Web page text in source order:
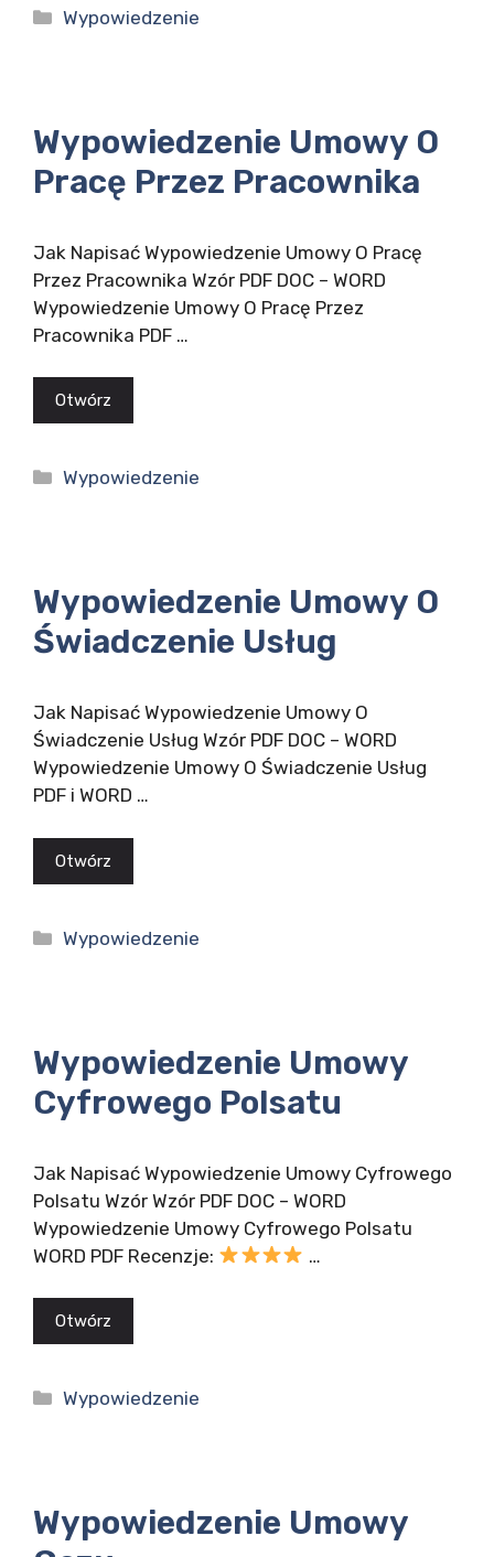
Kategorie
Wypowiedzenie
Wypowiedzenie Umowy O
Pracę Przez Pracownika
Jak Napisać Wypowiedzenie Umowy O Pracę
Przez Pracownika Wzór PDF DOC – WORD
Wypowiedzenie Umowy O Pracę Przez
Pracownika PDF …
Otwórz
Kategorie
Wypowiedzenie
Wypowiedzenie Umowy O
Świadczenie Usług
Jak Napisać Wypowiedzenie Umowy O
Świadczenie Usług Wzór PDF DOC – WORD
Wypowiedzenie Umowy O Świadczenie Usług
PDF i WORD …
Otwórz
Kategorie
Wypowiedzenie
Wypowiedzenie Umowy
Cyfrowego Polsatu
Jak Napisać Wypowiedzenie Umowy Cyfrowego
Polsatu Wzór Wzór PDF DOC – WORD
Wypowiedzenie Umowy Cyfrowego Polsatu
WORD PDF Recenzje:
…
Otwórz
Kategorie
Wypowiedzenie
Wypowiedzenie Umowy